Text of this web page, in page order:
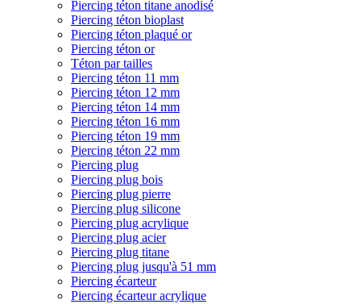
Piercing téton titane anodisé
Piercing téton bioplast
Piercing téton plaqué or
Piercing téton or
Téton par tailles
Piercing téton 11 mm
Piercing téton 12 mm
Piercing téton 14 mm
Piercing téton 16 mm
Piercing téton 19 mm
Piercing téton 22 mm
Piercing plug
Piercing plug bois
Piercing plug pierre
Piercing plug silicone
Piercing plug acrylique
Piercing plug acier
Piercing plug titane
Piercing plug jusqu'à 51 mm
Piercing écarteur
Piercing écarteur acrylique